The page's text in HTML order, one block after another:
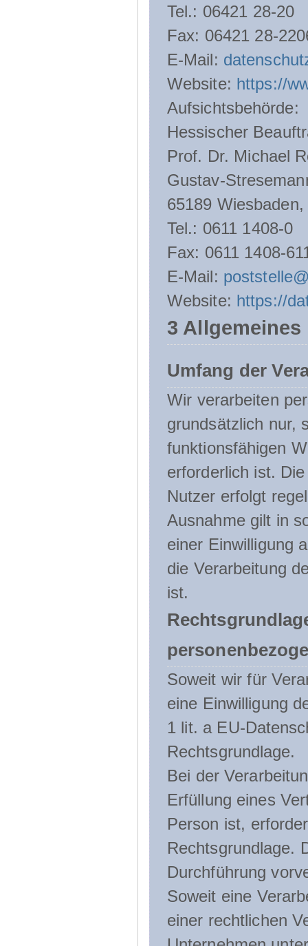
Tel.: 06421 28-20
Fax: 06421 28-
E-Mail:
Website: https://
Aufsichtsbehörde:
Hessischer
Prof. Dr. Michael
Gustav-
65189
Tel.: 0611 1408-0
Fax: 0611 1408-
E-Mail:
Website: https://
3
Umfang der
Wir verarbeiten
grundsätzlich nur,
funktionsfähigen
erforderlich ist.
Nutzer erfolgt
Ausnahme gilt in
einer Einwilligung
die Verarbeitung
ist.
Soweit wir für
eine Einwilligung
1 lit. a EU-
Rechtsgrundlage.
Bei der
Erfüllung eines
Person ist,
Rechtsgrundlage.
Durchführung
Soweit eine
einer rechtlichen